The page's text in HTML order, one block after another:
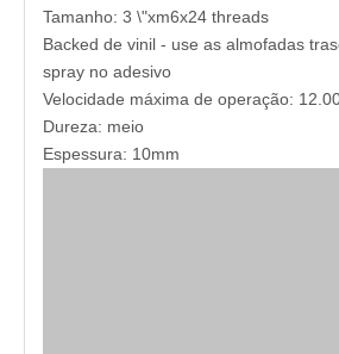
Tamanho: 3 \"xm6x24 threads
Backed de vinil - use as almofadas
spray no adesivo
Velocidade máxima de operação:
Dureza: meio
Espessura: 10mm